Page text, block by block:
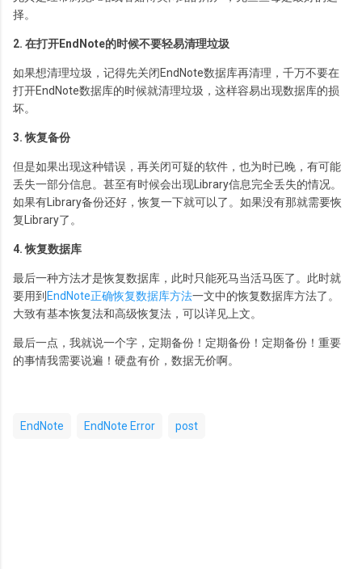
择。
2. 在打开EndNote的时候不要轻易清理垃圾
如果想清理垃圾，记得先关闭EndNote数据库再清理，千万不要在
打开EndNote数据库的时候就清理垃圾，这样容易出现数据库的损
坏。
3. 恢复备份
但是如果出现这种错误，再关闭可疑的软件，也为时已晚，有可能
丢失一部分信息。甚至有时候会出现Library信息完全丢失的情况。
如果有Library备份还好，恢复一下就可以了。如果没有那就需要恢
复Library了。
4. 恢复数据库
最后一种方法才是恢复数据库，此时只能死马当活马医了。此时就
要用到 EndNote正确恢复数据库方法一文中的恢复数据库方法了。
大致有基本恢复法和高级恢复法，可以详见上文。
最后一点，我就说一个字，定期备份！定期备份！定期备份！重要
的事情我需要说遍！硬盘有价，数据无价啊。
EndNote EndNote Error post